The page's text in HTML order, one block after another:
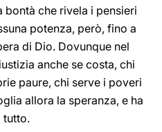
bontà che rivela i pensieri
potenza, però, fino a
di Dio. Dovunque nel
anche se costa, chi
paure, chi serve i poveri
allora la speranza, e ha
tutto.